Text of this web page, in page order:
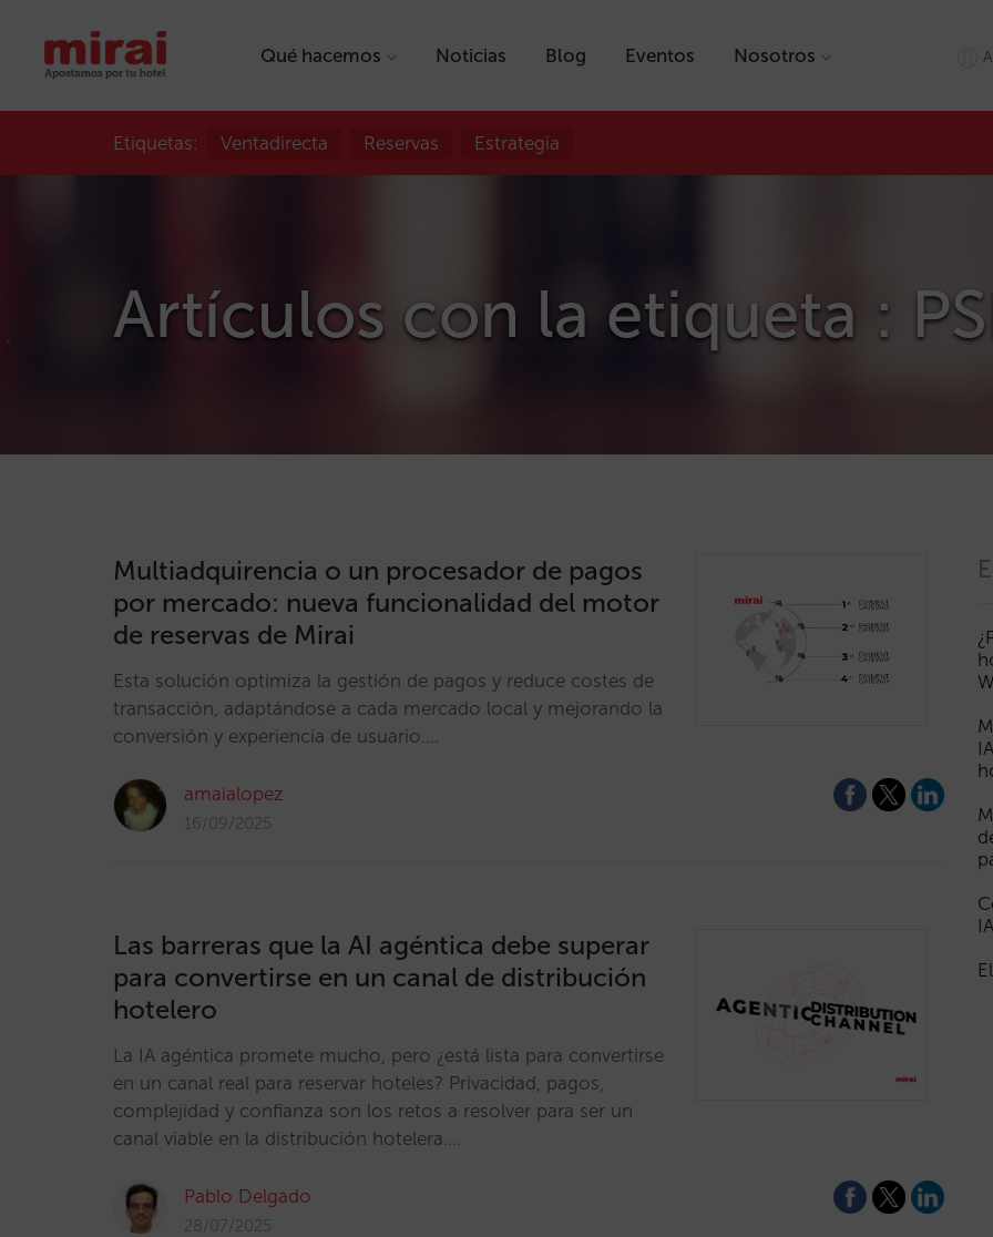
Qué hacemos Noticias Blog Eventos Nosotros
Etiquetas: Ventadirecta Reservas Estrategia
Artículos con la etiqueta :
Multiadquirencia o un procesador de pagos
por mercado: nueva funcionalidad del motor
de reservas de Mirai
Esta solución optimiza la gestión de pagos y reduce costes de
transacción, adaptándose a cada mercado local y mejorando la
conversión y experiencia de usuario.…
amaialopez
16/09/2025
Las barreras que la AI agéntica debe superar
para convertirse en un canal de distribución
hotelero
La IA agéntica promete mucho, pero ¿está lista para convertirse
en un canal real para reservar hoteles? Privacidad, pagos,
complejidad y confianza son los retos a resolver para ser un
canal viable en la distribución hotelera.…
Pablo Delgado
28/07/2025